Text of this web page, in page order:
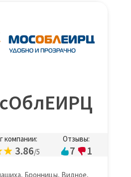
компании:
3.86/5
Отзывы:
7 1
Бронницы, Видное,